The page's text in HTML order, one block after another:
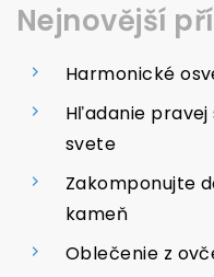
Nejnovější
Harmonické
Hľadanie
svete
Zakomponujte
kameň
Oblečenie z